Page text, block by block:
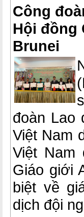
Công
Hội đồng
Brunei
đoàn Lao
Việt Nam
Việt Nam
Giáo giới
biệt về
dịch đội